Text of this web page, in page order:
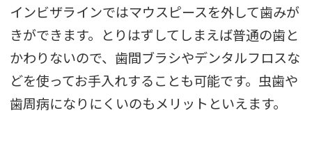
インビザラインではマウスピースを外して歯みが
きができます。とりはずしてしまえば普通の歯と
かわりないので、歯間ブラシやデンタルフロスな
どを使ってお手入れすることも可能です。虫歯や
歯周病になりにくいのもメリットといえます。